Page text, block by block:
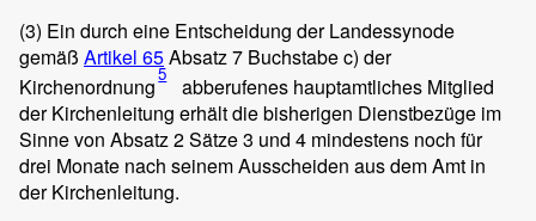
(3) Ein durch eine Entscheidung der Landessynode
gemäß Artikel 65Absatz 7 Buchstabe c) der
Kirchenordnung5
abberufenes hauptamtliches Mitglied
der Kirchenleitung erhält die bisherigen Dienstbezüge im
Sinne von Absatz 2 Sätze 3 und 4 mindestens noch für
drei Monate nach seinem Ausscheiden aus dem Amt in
der Kirchenleitung.